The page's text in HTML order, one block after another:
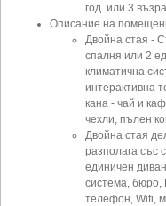
год. или 3
Описание на
Двойна стая -
спалня или 2
климатична
интерактивна
кана - чай и
чехли, пълен
Двойна стая
разполага със
единичен
система, бюро,
телефон, Wifi,